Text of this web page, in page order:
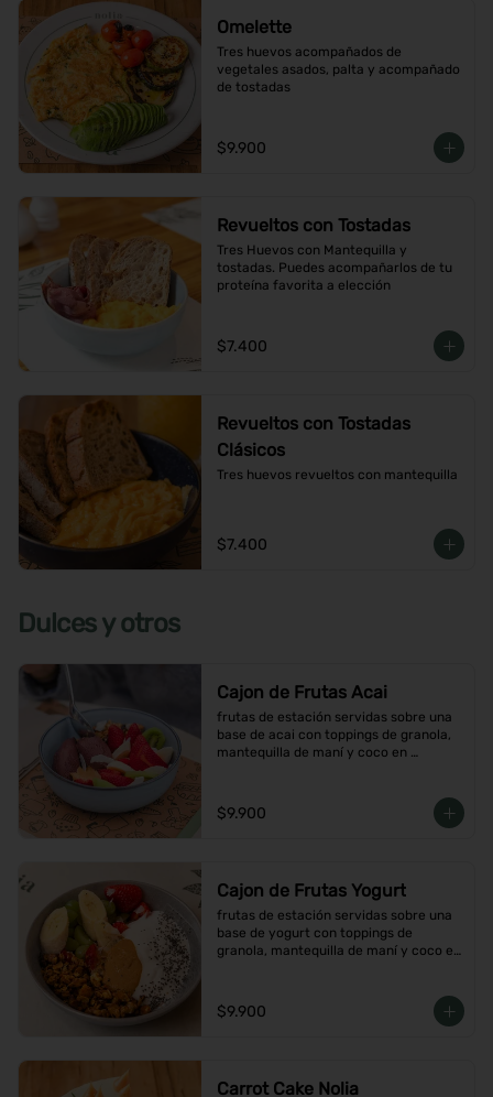
Omelette
Tres huevos acompañados de
vegetales asados, palta y acompañado
de tostadas
$9.900
Revueltos con Tostadas
Tres Huevos con Mantequilla y
tostadas. Puedes acompañarlos de tu
proteína favorita a elección
$7.400
Revueltos con Tostadas
Clásicos
Tres huevos revueltos con mantequilla
$7.400
Dulces y otros
Cajon de Frutas Acai
frutas de estación servidas sobre una
base de acai con toppings de granola,
mantequilla de maní y coco en
$9.900
Cajon de Frutas Yogurt
frutas de estación servidas sobre una
base de yogurt con toppings de
granola, mantequilla de maní y coco en
$9.900
Carrot Cake Nolia